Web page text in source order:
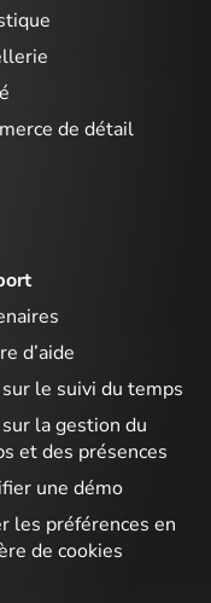
de détail
d’aide
sur le suivi du temps
la gestion du
et des présences
une démo
les préférences en
de cookies